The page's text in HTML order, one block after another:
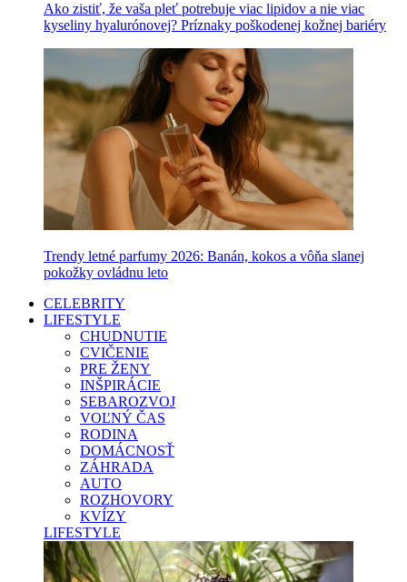
Ako zistiť, že vaša pleť potrebuje viac lipidov a nie viac
kyseliny hyalurónovej? Príznaky poškodenej kožnej bariéry
Trendy letné parfumy 2026: Banán, kokos a vôňa slanej
pokožky ovládnu leto
CELEBRITY
LIFESTYLE
CHUDNUTIE
CVIČENIE
PRE ŽENY
INŠPIRÁCIE
SEBAROZVOJ
VOĽNÝ ČAS
RODINA
DOMÁCNOSŤ
ZÁHRADA
AUTO
ROZHOVORY
KVÍZY
LIFESTYLE